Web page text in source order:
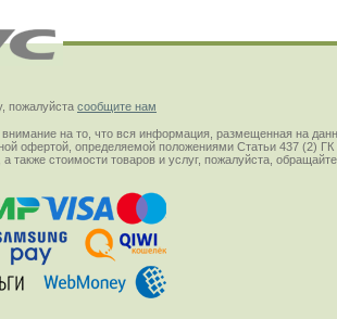
пожалуйста сообщите нам
на то, что вся информация, размещенная на
офертой, определяемой положениями Статьи 437 (2)
а также стоимости товаров и услуг, пожалуйста,